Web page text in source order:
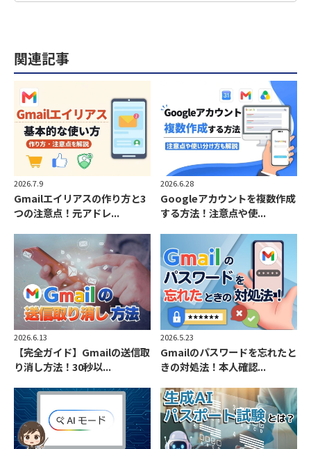
関連記事
2026.7.9
Gmailエイリアスの作り方と3
つの注意点！元アドレ...
2026.6.28
Googleアカウントを複数作成
する方法！注意点や使...
2026.6.13
【完全ガイド】Gmailの送信取
り消し方法！30秒以...
2026.5.23
Gmailのパスワードを忘れたと
きの対処法！本人確認...